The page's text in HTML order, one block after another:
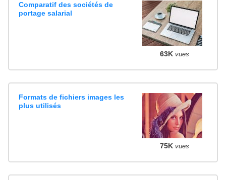
Comparatif des sociétés de
portage salarial
63K vues
Formats de fichiers images les
plus utilisés
75K vues